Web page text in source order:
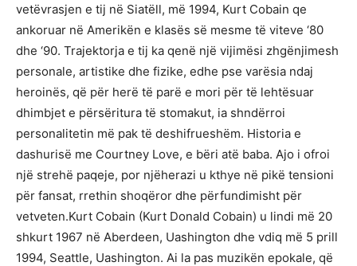
vetëvrasjen e tij në Siatëll, më 1994, Kurt Cobain qe
ankoruar në Amerikën e klasës së mesme të viteve ‘80
dhe ‘90. Trajektorja e tij ka qenë një vijimësi zhgënjimesh
personale, artistike dhe fizike, edhe pse varësia ndaj
heroinës, që për herë të parë e mori për të lehtësuar
dhimbjet e përsëritura të stomakut, ia shndërroi
personalitetin më pak të deshifrueshëm. Historia e
dashurisë me Courtney Love, e bëri atë baba. Ajo i ofroi
një strehë paqeje, por njëherazi u kthye në pikë tensioni
për fansat, rrethin shoqëror dhe përfundimisht për
vetveten.Kurt Cobain (Kurt Donald Cobain) u lindi më 20
shkurt 1967 në Aberdeen, Uashington dhe vdiq më 5 prill
1994, Seattle, Uashington. Ai la pas muzikën epokale, që